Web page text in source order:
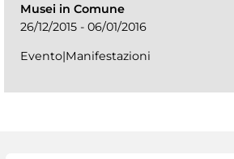
Musei in Comune
26/12/2015 - 06/01/2016
Evento|Manifestazioni